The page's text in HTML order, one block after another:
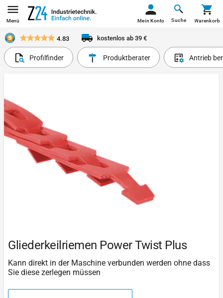
Menü Suche
Mein Konto Warenkorb
4.83 kostenlos ab 39 €
Profilfinder Produktberater Antrieb
Gliederkeilriemen Power Twist Plus
Kann direkt in der Maschine verbunden werden ohne dass
Sie diese zerlegen müssen